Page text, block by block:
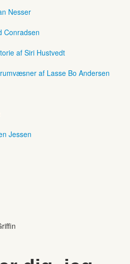
Nesser
Conradsen
af Siri Hustvedt
af Lasse Bo Andersen
Jessen